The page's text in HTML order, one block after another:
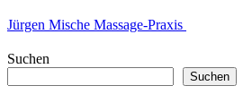
Jürgen Mische Massage-Praxis
Suchen
Suchen